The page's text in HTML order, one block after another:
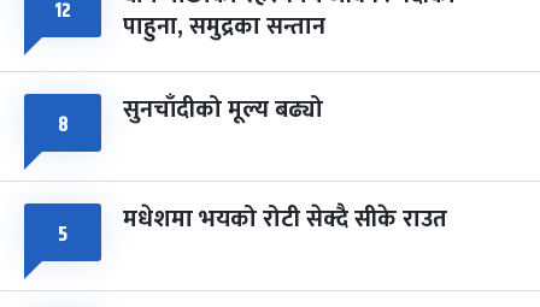
८
चैत्र ८, २०८३-Mar 22, 2027
१२ पाहुना, समुद्रका सन्तान
८ सुनचाँदीको मूल्य बढ्यो
५ मधेशमा भयको रोटी सेक्दै सीके राउत